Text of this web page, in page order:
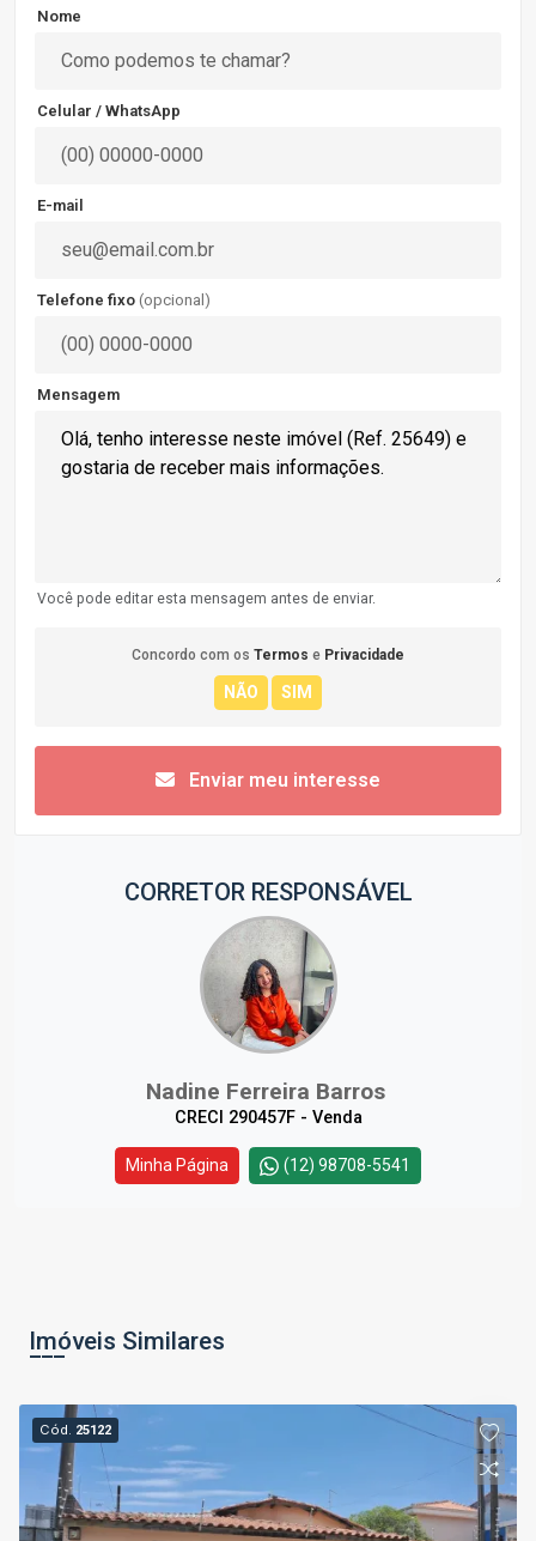
Nome
Celular / WhatsApp
E-mail
Telefone fixo (opcional)
Mensagem
Você pode editar esta mensagem antes de enviar.
Concordo com os Termos e Privacidade
Enviar meu interesse
CORRETOR RESPONSÁVEL
Nadine Ferreira Barros
CRECI 290457F - Venda
Minha Página (12) 98708-5541
Imóveis Similares
Cód. 25122